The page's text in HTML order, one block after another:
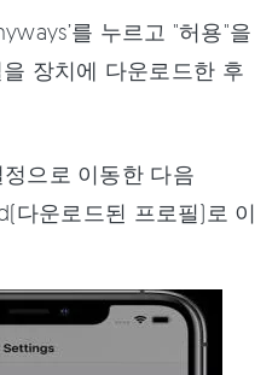
를 누르고 "허용"을
장치에 다운로드한 후
으로 이동한 다음
다운로드된 프로필)로 이